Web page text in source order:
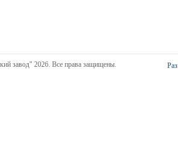
завод" 2026. Все права защищены.